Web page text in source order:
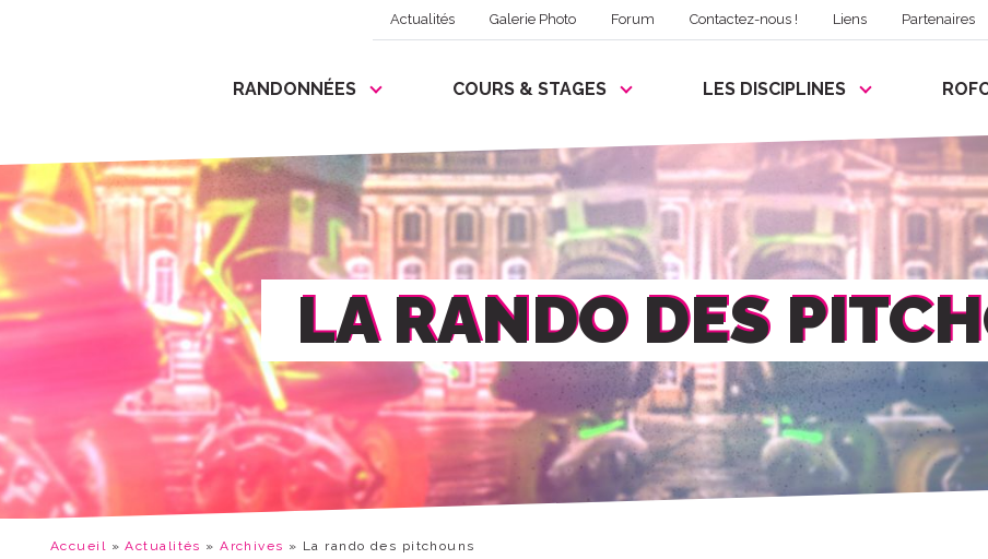
RANDONNÉES COURS & STAGES LES DISCIPLINES
Actualités Galerie Photo Forum Contactez-nous ! Liens Partenaires
LA RANDO DES
Accueil »Actualités »Archives » La rando des pitchouns